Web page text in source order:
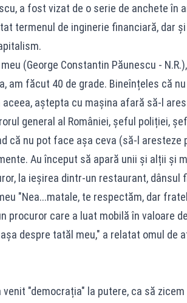
a fost vizat de o serie de anchete în
termenul de inginerie financiară, dar
(George Constantin Păunescu -
am făcut 40 de grade. Bineînțeles că
aștepta cu mașina afară să-l
general al României, șeful poliției,
că nu pot face așa ceva (să-l aresteze
Au început să apară unii și alții și
la ieșirea dintr-un restaurant, dânsul
"Nea...matale, te respectăm, dar
procuror care a luat mobilă în valoare
despre tatăl meu," a relatat omul de
"democrația" la putere, ca să